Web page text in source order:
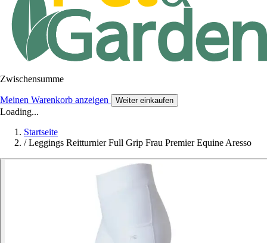
Zwischensumme
Meinen Warenkorb anzeigen Weiter einkaufen
Loading...
Startseite
/ Leggings Reitturnier Full Grip Frau Premier Equine Aresso